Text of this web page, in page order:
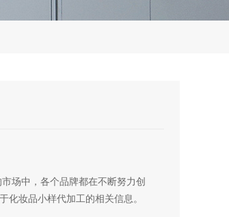
场中，各个品牌都在不断努力创
化妆品小样代加工的相关信息。